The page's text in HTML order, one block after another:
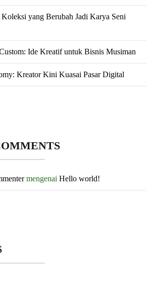
yang Berubah Jadi Karya Seni
Ide Kreatif untuk Bisnis Musiman
Kreator Kini Kuasai Pasar Digital
mengenai Hello world!